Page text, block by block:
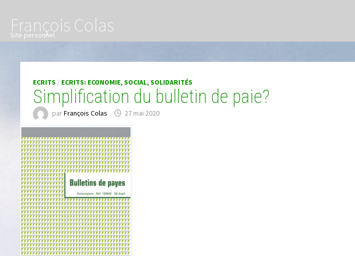
contenu
François Colas
Site personnel
ECRITS / ECRITS: ECONOMIE, SOCIAL, SOLIDARITÉS
Simplification du bulletin de paie?
parFrançois Colas 27 mai 2020